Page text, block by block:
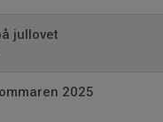
jullovet
2025